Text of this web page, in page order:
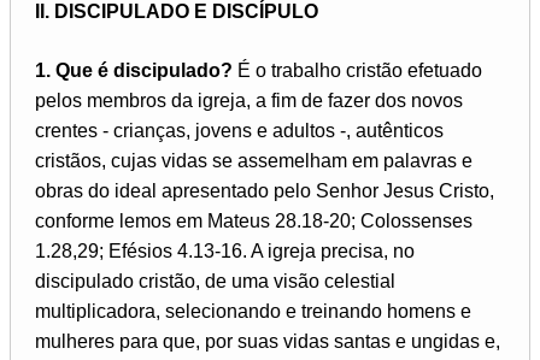
II. DISCIPULADO E DISCÍPULO
1. Que é discipulado? É o trabalho cristão efetuado
pelos membros da igreja, a fim de fazer dos novos
crentes - crianças, jovens e adultos -, autênticos
cristãos, cujas vidas se assemelham em palavras e
obras do ideal apresentado pelo Senhor Jesus Cristo,
conforme lemos em Mateus 28.18-20; Colossenses
1.28,29; Efésios 4.13-16. A igreja precisa, no
discipulado cristão, de uma visão celestial
multiplicadora, selecionando e treinando homens e
mulheres para que, por suas vidas santas e ungidas e,